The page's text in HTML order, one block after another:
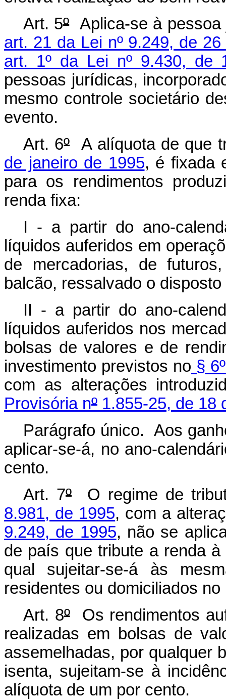
Art. 5ºAplica-se à pessoa
art. 21 da Lei nº 9.249, de
art. 1º da Lei nº 9.430, de
pessoas jurídicas,
mesmo controle societário
evento.
Art. 6ºA alíquota de que
de janeiro de 1995, é fixada
para os rendimentos
renda fixa:
I - a partir do ano-
líquidos auferidos em
de mercadorias, de
balcão, ressalvado o
II - a partir do ano-
líquidos auferidos nos
bolsas de valores e de
investimento previstos no §
com as alterações
Provisória nº 1.855-25, de 18
Parágrafo único. Aos
aplicar-se-á, no ano-
cento.
Art. 7º O regime de
8.981, de 1995, com a
9.249, de 1995, não se
de país que tribute a renda
qual sujeitar-se-á às
residentes ou domiciliados no
Art. 8ºOs rendimentos
realizadas em bolsas de
assemelhadas, por qualquer
isenta, sujeitam-se à
alíquota de um por cento.